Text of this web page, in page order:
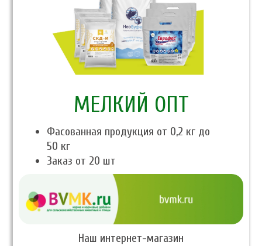
МЕЛКИЙ ОПТ
Фасованная продукция от 0,2 кг до
50 кг
Заказ от 20 шт
Наш интернет-магазин